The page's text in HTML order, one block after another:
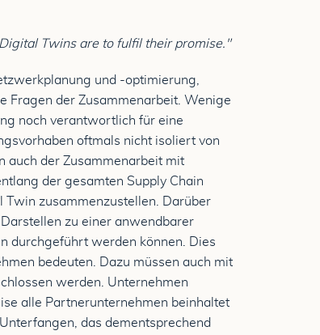
Twins are to fulfil their promise."
und -optimierung,
Fragen der Zusammenarbeit. Wenige
noch verantwortlich für eine
oftmals nicht isoliert von
auch der Zusammenarbeit mit
der gesamten Supply Chain
zusammenzustellen. Darüber
zu einer anwendbarer
durchgeführt werden können. Dies
bedeuten. Dazu müssen auch mit
werden. Unternehmen
alle Partnerunternehmen beinhaltet
das dementsprechend